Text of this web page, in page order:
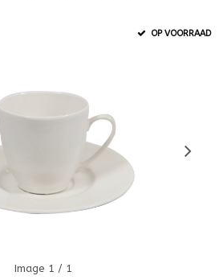
OP VOORRAAD
Image 1 / 1